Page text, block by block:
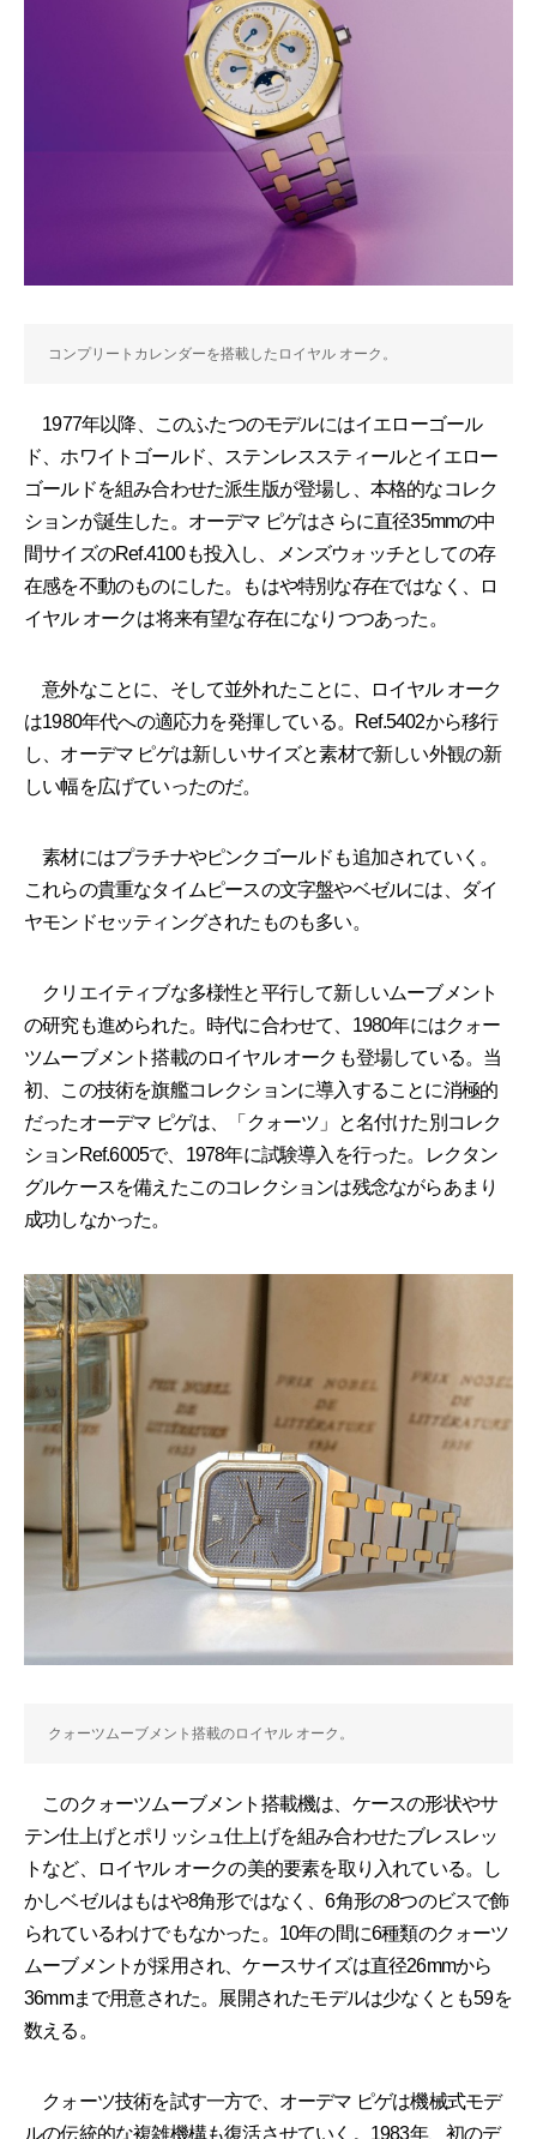
コンプリートカレンダーを搭載したロイヤル オーク。
1977年以降、このふたつのモデルにはイエローゴール
ド、ホワイトゴールド、ステンレススティールとイエロー
ゴールドを組み合わせた派生版が登場し、本格的なコレク
ションが誕生した。オーデマ ピゲはさらに直径35mmの中
間サイズのRef.4100も投入し、メンズウォッチとしての存
在感を不動のものにした。もはや特別な存在ではなく、ロ
イヤル オークは将来有望な存在になりつつあった。
意外なことに、そして並外れたことに、ロイヤル オーク
は1980年代への適応力を発揮している。Ref.5402から移行
し、オーデマ ピゲは新しいサイズと素材で新しい外観の新
しい幅を広げていったのだ。
素材にはプラチナやピンクゴールドも追加されていく。
これらの貴重なタイムピースの文字盤やベゼルには、ダイ
ヤモンドセッティングされたものも多い。
クリエイティブな多様性と平行して新しいムーブメント
の研究も進められた。時代に合わせて、1980年にはクォー
ツムーブメント搭載のロイヤル オークも登場している。当
初、この技術を旗艦コレクションに導入することに消極的
だったオーデマ ピゲは、「クォーツ」と名付けた別コレク
ションRef.6005で、1978年に試験導入を行った。レクタン
グルケースを備えたこのコレクションは残念ながらあまり
成功しなかった。
クォーツムーブメント搭載のロイヤル オーク。
このクォーツムーブメント搭載機は、ケースの形状やサ
テン仕上げとポリッシュ仕上げを組み合わせたブレスレッ
トなど、ロイヤル オークの美的要素を取り入れている。し
かしベゼルはもはや8角形ではなく、6角形の8つのビスで飾
られているわけでもなかった。10年の間に6種類のクォーツ
ムーブメントが採用され、ケースサイズは直径26mmから
36mmまで用意された。展開されたモデルは少なくとも59を
数える。
クォーツ技術を試す一方で、オーデマ ピゲは機械式モデ
ルの伝統的な複雑機構も復活させていく。1983年、初のデ